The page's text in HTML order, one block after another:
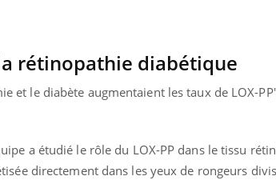
rétinopathie diabétique
et le diabète augmentaient les taux de LOX-
a étudié le rôle du LOX-PP dans le tissu
directement dans les yeux de rongeurs